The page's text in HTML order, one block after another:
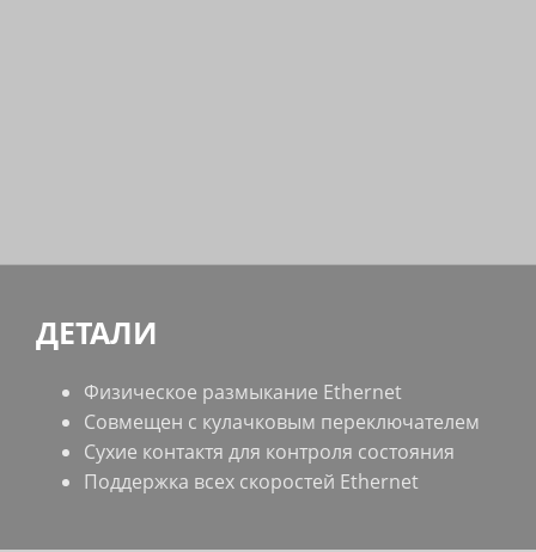
ДЕТАЛИ
Физическое размыкание Ethernet
Совмещен с кулачковым переключателем
Сухие контактя для контроля состояния
Поддержка всех скоростей Ethernet